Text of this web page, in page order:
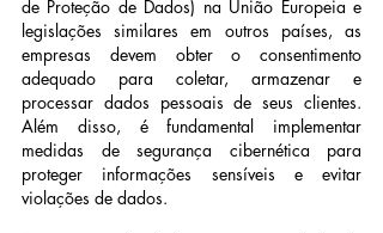
de Proteção de Dados) na União Europeia e
legislações similares em outros países, as
empresas devem obter o consentimento
adequado para coletar, armazenar e
processar dados pessoais de seus clientes.
Além disso, é fundamental implementar
medidas de segurança cibernética para
proteger informações sensíveis e evitar
violações de dados.